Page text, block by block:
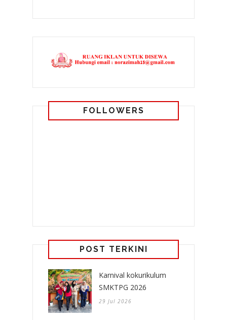
FOLLOWERS
POST TERKINI
Karnival kokurikulum
SMKTPG 2026
29 Jul 2026